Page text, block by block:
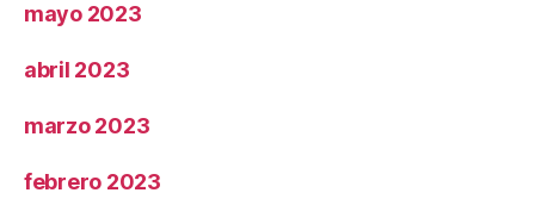
mayo 2023
abril 2023
marzo 2023
febrero 2023